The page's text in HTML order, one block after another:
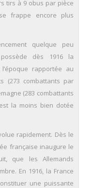
tirs à 9 obus par pièce
frappe encore plus
quelque peu
dès 1916 la
rapportée au
(273 combattants par
(283 combattants
la moins bien dotée
rapidement. Dès le
française inaugure le
que les Allemands
En 1916, la France
une puissante